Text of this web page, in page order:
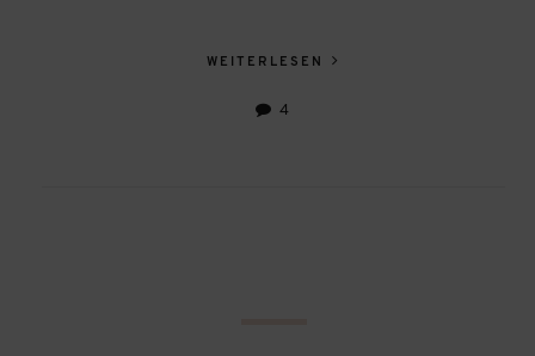
WEITERLESEN
4